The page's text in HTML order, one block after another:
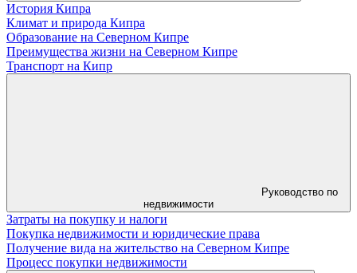
История Кипра
Климат и природа Кипра
Образование на Северном Кипре
Преимущества жизни на Северном Кипре
Транспорт на Кипр
Руководство по
недвижимости
Затраты на покупку и налоги
Покупка недвижимости и юридические права
Получение вида на жительство на Северном Кипре
Процесс покупки недвижимости